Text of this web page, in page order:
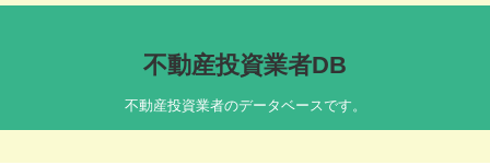
不動産投資業者DB
不動産投資業者のデータベースです。